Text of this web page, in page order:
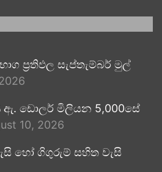
ප්‍රතිඵල සැප්තැම්බර් මුල්
ඇ. ඩොලර් මිලියන 5,000සේ
10, 2026
හෝ ගිගුරුම් සහිත වැසි